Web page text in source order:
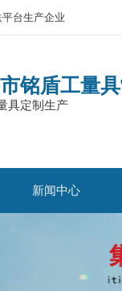
台生产企业
铭盾工量
具定制生产
新闻中心